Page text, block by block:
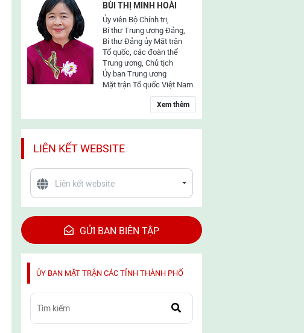
BÙI THỊ MINH HOÀI
Ủy viên Bộ Chính trị,
Bí thư Trung ương Đảng,
Bí thư Đảng ủy Mặt trận
Tổ quốc, các đoàn thể
Trung ương, Chủ tịch
Ủy ban Trung ương
Mặt trận Tổ quốc Việt Nam
Xem thêm
LIÊN KẾT WEBSITE
GỬI BAN BIÊN TẬP
ỦY BAN MẶT TRẬN CÁC TỈNH THÀNH PHỐ